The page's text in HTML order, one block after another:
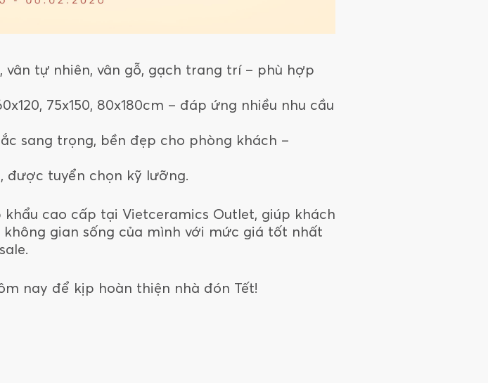
vân tự nhiên, vân gỗ, gạch trang trí – phù hợp
75x150, 80x180cm – đáp ứng nhiều nhu cầu
sang trọng, bền đẹp cho phòng khách –
được tuyển chọn kỹ lưỡng.
cao cấp tại Vietceramics Outlet, giúp khách
gian sống của mình với mức giá tốt nhất
nay để kịp hoàn thiện nhà đón Tết!